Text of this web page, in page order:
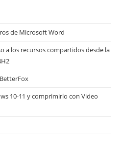
de Microsoft Word
a los recursos compartidos desde la
10-11 y comprimirlo con Video